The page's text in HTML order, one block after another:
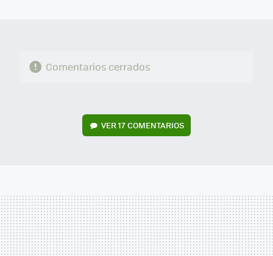
Comentarios cerrados
VER17 COMENTARIOS